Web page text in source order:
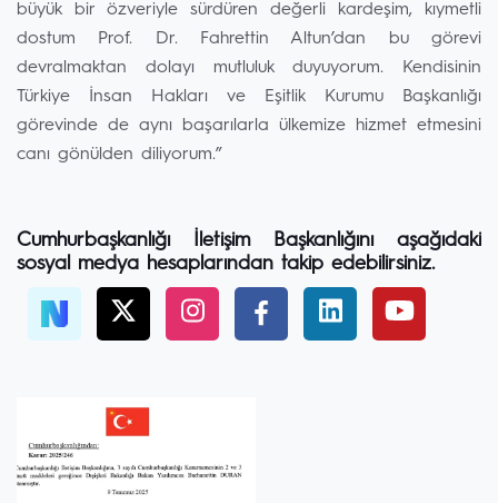
büyük bir özveriyle sürdüren değerli kardeşim, kıymetli
dostum Prof. Dr. Fahrettin Altun’dan bu görevi
devralmaktan dolayı mutluluk duyuyorum. Kendisinin
Türkiye İnsan Hakları ve Eşitlik Kurumu Başkanlığı
görevinde de aynı başarılarla ülkemize hizmet etmesini
canı gönülden diliyorum.”
Cumhurbaşkanlığı İletişim Başkanlığını aşağıdaki
sosyal medya hesaplarından takip edebilirsiniz.